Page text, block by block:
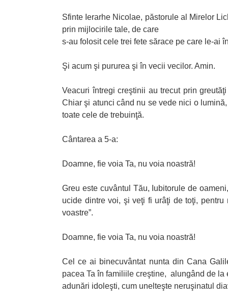
Sfinte Ierarhe Nicolae, păstorule al Mirelor
prin mijlocirile tale, de care
s-au folosit cele trei fete sărace pe care le-ai
Şi acum şi pururea şi în vecii vecilor. Amin.
Veacuri întregi creştinii au trecut prin
Chiar şi atunci când nu se vede nici o
toate cele de trebuinţă.
Cântarea a 5-a:
Doamne, fie voia Ta, nu voia noastră!
Greu este cuvântul Tău, Iubitorule de
ucide dintre voi, şi veţi fi urâţi de toţi,
voastre”.
Doamne, fie voia Ta, nu voia noastră!
Cel ce ai binecuvântat nunta din Cana
pacea Ta în familiile creştine, alungând de
adunări idoleşti, cum unelteşte neruşinatul